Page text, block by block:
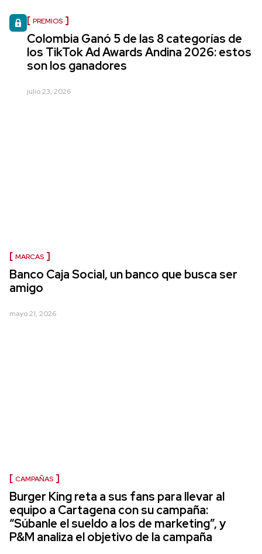
PREMIOS
Colombia Ganó 5 de las 8 categorías de
los TikTok Ad Awards Andina 2026: estos
son los ganadores
julio 23, 2026
MARCAS
Banco Caja Social, un banco que busca ser
amigo
mayo 21, 2026
CAMPAÑAS
Burger King reta a sus fans para llevar al
equipo a Cartagena con su campaña:
“Súbanle el sueldo a los de marketing”, y
P&M analiza el objetivo de la campaña